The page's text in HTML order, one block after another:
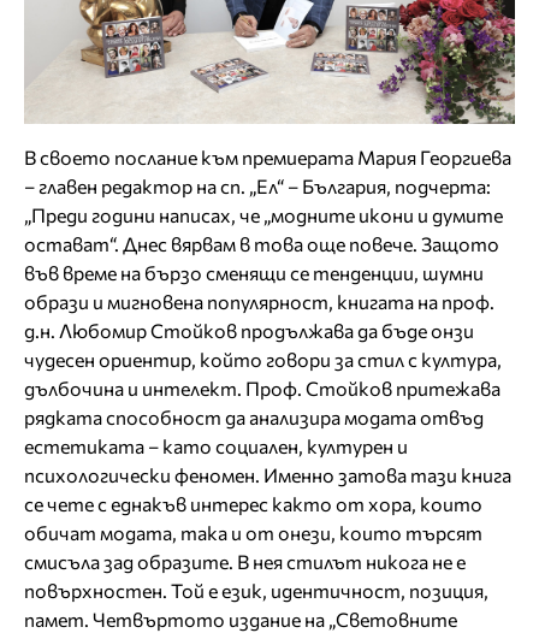
В своето послание към премиерата Мария Георгиева
– главен редактор на сп. „Ел“ – България, подчерта:
„Преди години написах, че „модните икони и думите
остават“. Днес вярвам в това още повече. Защото
във време на бързо сменящи се тенденции, шумни
образи и мигновена популярност, книгата на проф.
д.н. Любомир Стойков продължава да бъде онзи
чудесен ориентир, който говори за стил с култура,
дълбочина и интелект. Проф. Стойков притежава
рядката способност да анализира модата отвъд
естетиката – като социален, културен и
психологически феномен. Именно затова тази книга
се чете с еднакъв интерес както от хора, които
обичат модата, така и от онези, които търсят
смисъла зад образите. В нея стилът никога не е
повърхностен. Той е език, идентичност, позиция,
памет. Четвъртото издание на „Световните